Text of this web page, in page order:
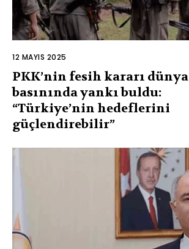
12 MAYIS 2025
PKK’nin fesih kararı dünya
basınında yankı buldu:
“Türkiye’nin hedeflerini
güçlendirebilir”